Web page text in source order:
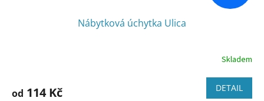
Nábytková úchytka Ulica
Skladem
od 114 Kč DETAIL